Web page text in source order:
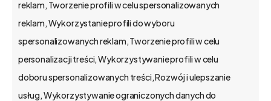
reklam, Tworzenie profili w celu spersonalizowanych
reklam, Wykorzystanie profili do wyboru
spersonalizowanych reklam, Tworzenie profili w celu
personalizacji treści, Wykorzystywanie profili w celu
doboru spersonalizowanych treści, Rozwój i ulepszanie
usług, Wykorzystywanie ograniczonych danych do
na rynku od 2002 r.
kapitał zakładowy 1,15 mln zł.
Poznań, Polska
tel. 61 848 44 23
bs4@bs4.io